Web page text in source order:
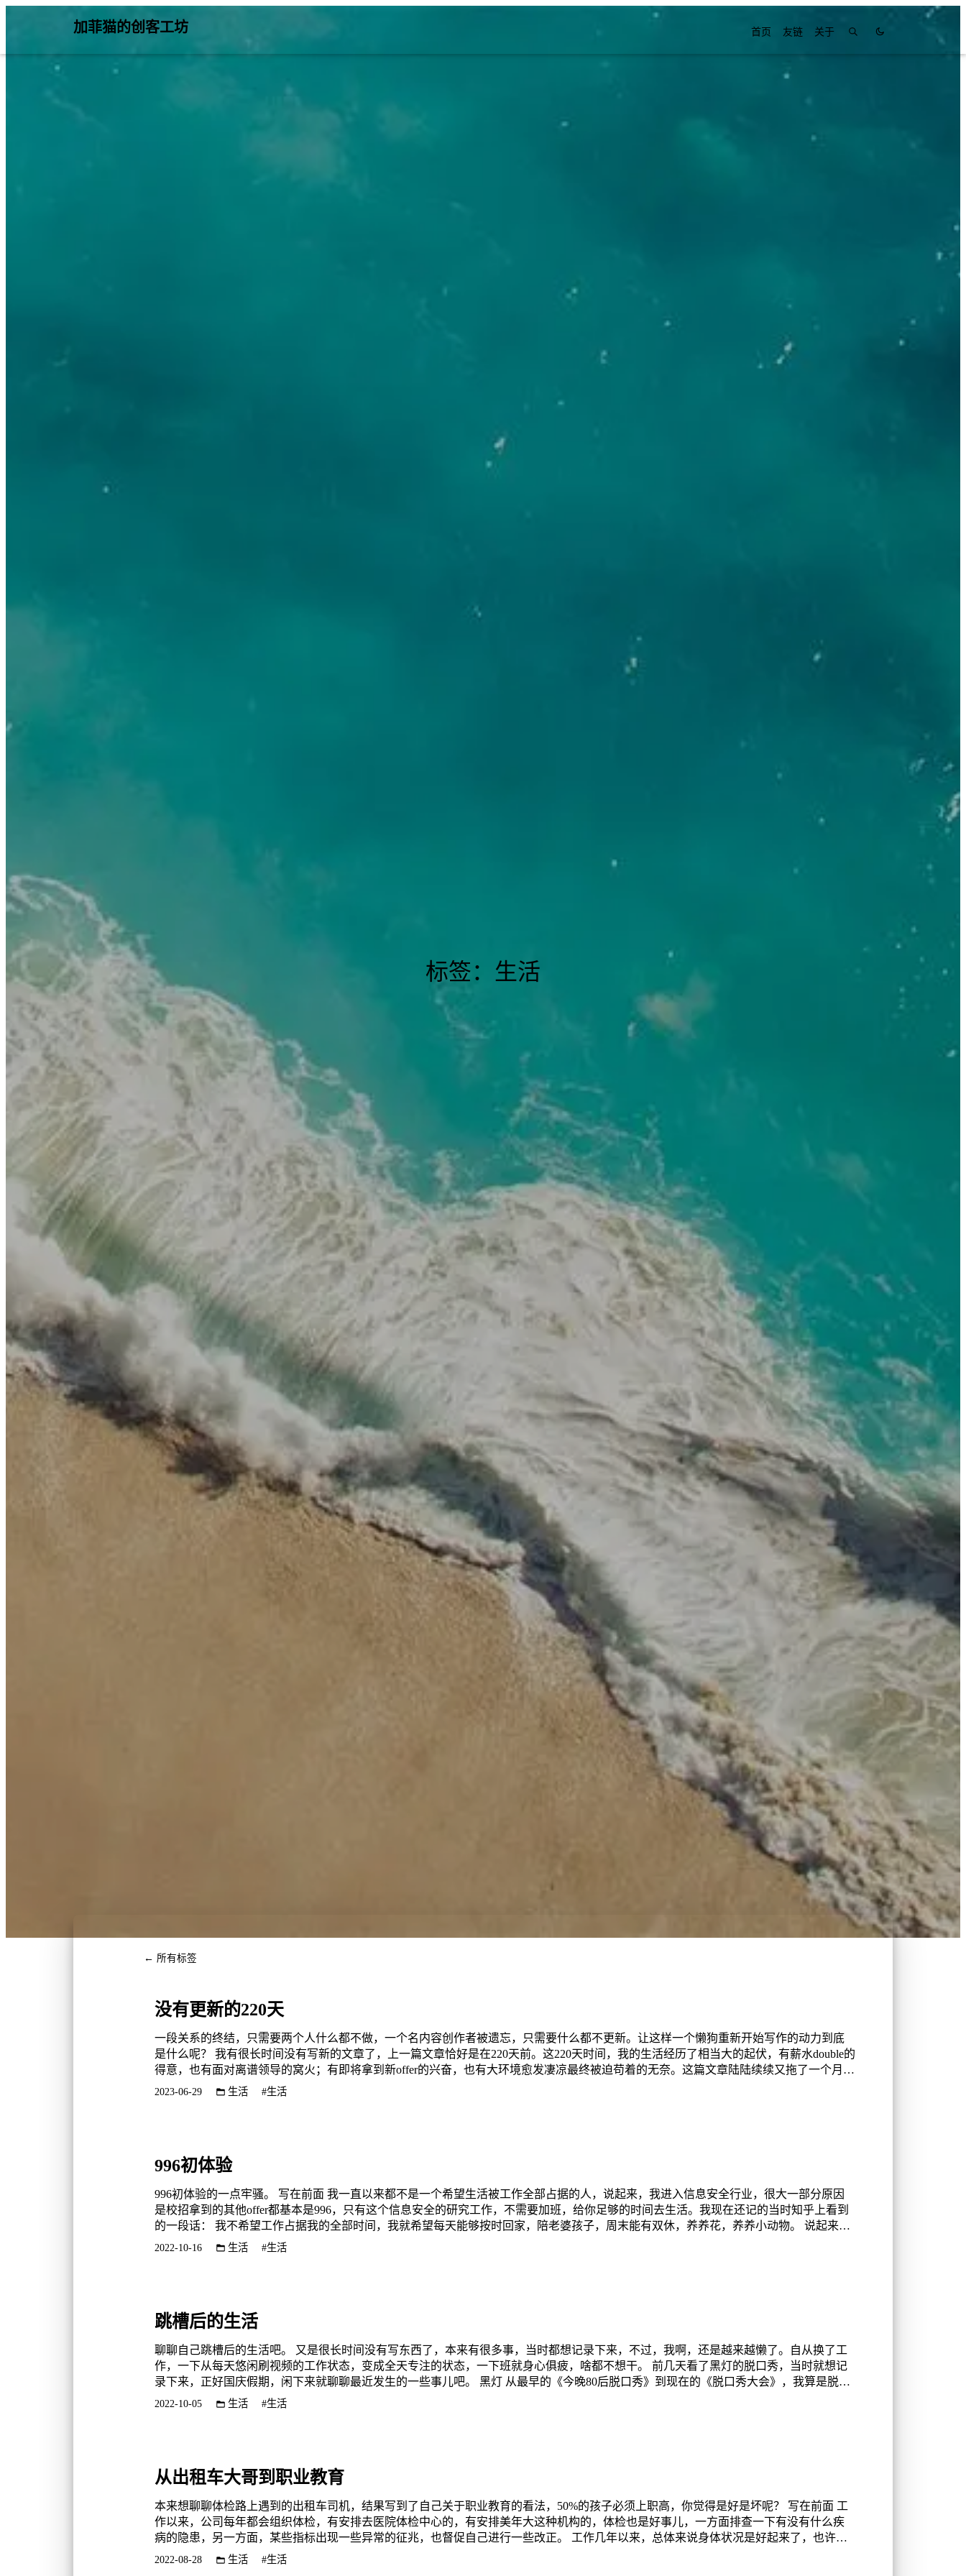
加菲猫的创客工坊 首页 友链 关于
标签：生活
← 所有标签
没有更新的220天
一段关系的终结，只需要两个人什么都不做，一个名内容创作者被遗忘，只需要什么都不更新。让这样一个懒狗重新开始写作的动力到底
是什么呢？ 我有很长时间没有写新的文章了，上一篇文章恰好是在220天前。这220天时间，我的生活经历了相当大的起伏，有薪水double的
得意，也有面对离谱领导的窝火；有即将拿到新offer的兴奋，也有大环境愈发凄凉最终被迫苟着的无奈。这篇文章陆陆续续又拖了一个月，
再加上一条，经历...
2023-06-29 生活 #生活
996初体验
996初体验的一点牢骚。 写在前面 我一直以来都不是一个希望生活被工作全部占据的人，说起来，我进入信息安全行业，很大一部分原因
是校招拿到的其他offer都基本是996，只有这个信息安全的研究工作，不需要加班，给你足够的时间去生活。我现在还记的当时知乎上看到
的一段话： 我不希望工作占据我的全部时间，我就希望每天能够按时回家，陪老婆孩子，周末能有双休，养养花，养养小动物。 说起来，
确实也挺庆幸的，自...
2022-10-16 生活 #生活
跳槽后的生活
聊聊自己跳槽后的生活吧。 又是很长时间没有写东西了，本来有很多事，当时都想记录下来，不过，我啊，还是越来越懒了。自从换了工
作，一下从每天悠闲刷视频的工作状态，变成全天专注的状态，一下班就身心俱疲，啥都不想干。 前几天看了黑灯的脱口秀，当时就想记
录下来，正好国庆假期，闲下来就聊聊最近发生的一些事儿吧。 黑灯 从最早的《今晚80后脱口秀》到现在的《脱口秀大会》，我算是脱口
秀的老观众了，从史炎、赵兴到r...
2022-10-05 生活 #生活
从出租车大哥到职业教育
本来想聊聊体检路上遇到的出租车司机，结果写到了自己关于职业教育的看法，50%的孩子必须上职高，你觉得是好是坏呢？ 写在前面 工
作以来，公司每年都会组织体检，有安排去医院体检中心的，有安排美年大这种机构的，体检也是好事儿，一方面排查一下有没有什么疾
病的隐患，另一方面，某些指标出现一些异常的征兆，也督促自己进行一些改正。 工作几年以来，总体来说身体状况是好起来了，也许是
刚参加工作太过放肆吧，工作的第一...
2022-08-28 生活 #生活